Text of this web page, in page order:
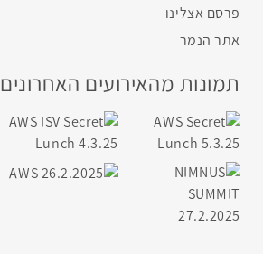
פרסם אצלינו
אתר הנמר
תמונות מהאירועים האחרונים